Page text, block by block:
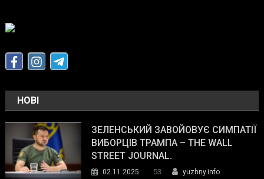
НОВІ
ЗЕЛЕНСЬКИЙ ЗАВОЙОВУЄ СИМПАТІЇ
ВИБОРЦІВ ТРАМПА – THE WALL
STREET JOURNAL.
02.11.2025 53
yuzhny.info